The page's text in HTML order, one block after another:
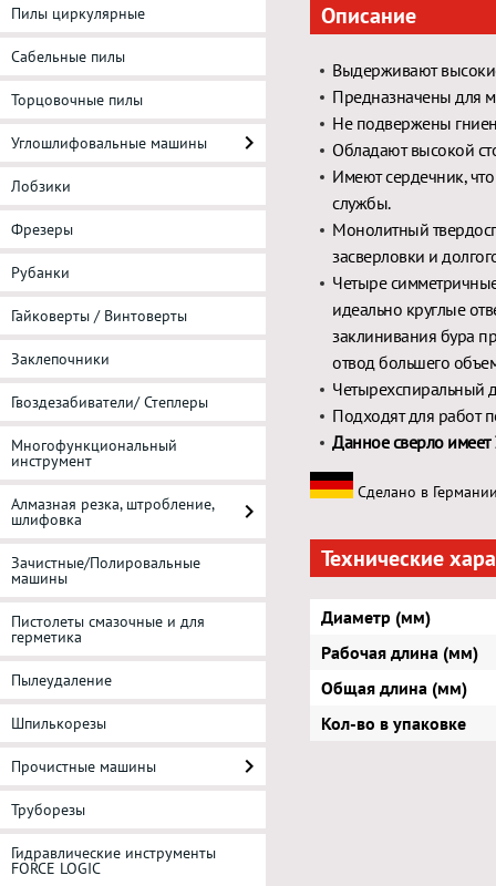
Пилы циркулярные
Сабельные пилы
Торцовочные пилы
Углошлифовальные машины
Лобзики
Фрезеры
Рубанки
Гайковерты / Винтоверты
Заклепочники
Гвоздезабиватели/ Степлеры
Многофункциональный
инструмент
Алмазная резка, штробление,
шлифовка
Зачистные/Полировальные
машины
Пистолеты смазочные и для
герметика
Пылеудаление
Шпилькорезы
Прочистные машины
Труборезы
Гидравлические инструменты
FORCE LOGIC
Описание
Выдерживают
Предназначены для
Не подвержены
Обладают высокой
Имеют сердечник,
службы.
Монолитный
засверловки и
Четыре
идеально круглые
заклинивания бура
отвод большего
Четырехспиральный
Подходят для работ
Данное сверло имеет
Сделано в
Технические
Диаметр (мм)
Рабочая длина (мм)
Общая длина (мм)
Кол-во в упаковке